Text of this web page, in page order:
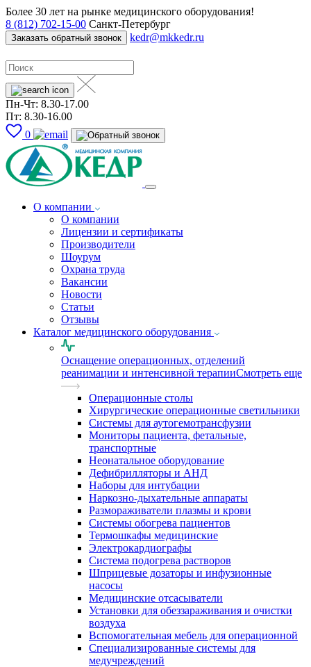
Более 30 лет на рынке медицинского оборудования!
8 (812) 702-15-00 Санкт-Петербург
Заказать обратный звонок kedr@mkkedr.ru
Пн-Чт: 8.30-17.00
Пт: 8.30-16.00
0
О компании
О компании
Лицензии и сертификаты
Производители
Шоурум
Охрана труда
Вакансии
Новости
Статьи
Отзывы
Каталог медицинского оборудования
Оснащение операционных, отделений
реанимации и интенсивной терапииСмотреть еще
Операционные столы
Хирургические операционные светильники
Системы для аутогемотрансфузии
Мониторы пациента, фетальные,
транспортные
Неонатальное оборудование
Дефибрилляторы и АНД
Наборы для интубации
Наркозно-дыхательные аппараты
Размораживатели плазмы и крови
Системы обогрева пациентов
Термошкафы медицинские
Электрокардиографы
Cистема подогрева растворов
Шприцевые дозаторы и инфузионные
насосы
Медицинские отсасыватели
Установки для обеззараживания и очистки
воздуха
Вспомогательная мебель для операционной
Специализированные системы для
медучреждений